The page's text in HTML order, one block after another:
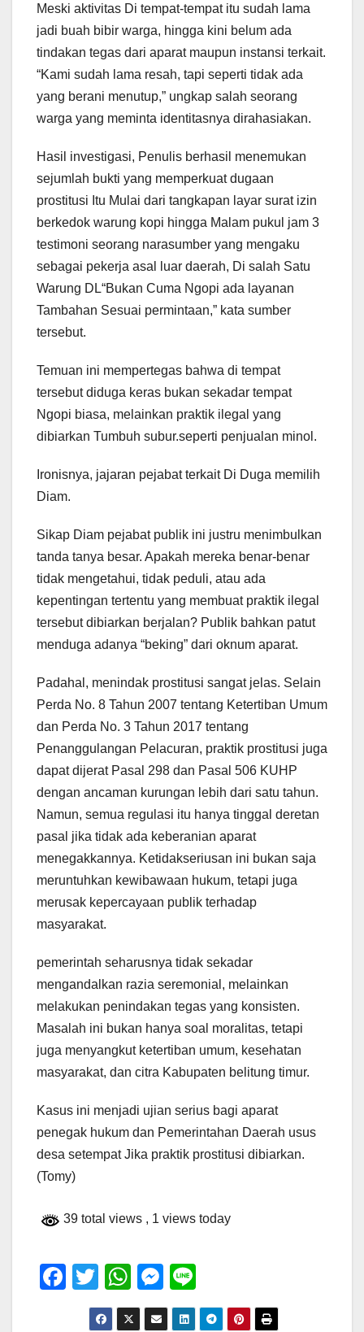
Meski aktivitas Di tempat-tempat itu sudah lama
jadi buah bibir warga, hingga kini belum ada
tindakan tegas dari aparat maupun instansi terkait.
“Kami sudah lama resah, tapi seperti tidak ada
yang berani menutup,” ungkap salah seorang
warga yang meminta identitasnya dirahasiakan.
Hasil investigasi, Penulis berhasil menemukan
sejumlah bukti yang memperkuat dugaan
prostitusi Itu Mulai dari tangkapan layar surat izin
berkedok warung kopi hingga Malam pukul jam 3
testimoni seorang narasumber yang mengaku
sebagai pekerja asal luar daerah, Di salah Satu
Warung DL“Bukan Cuma Ngopi ada layanan
Tambahan Sesuai permintaan,” kata sumber
tersebut.
Temuan ini mempertegas bahwa di tempat
tersebut diduga keras bukan sekadar tempat
Ngopi biasa, melainkan praktik ilegal yang
dibiarkan Tumbuh subur.seperti penjualan minol.
Ironisnya, jajaran pejabat terkait Di Duga memilih
Diam.
Sikap Diam pejabat publik ini justru menimbulkan
tanda tanya besar. Apakah mereka benar-benar
tidak mengetahui, tidak peduli, atau ada
kepentingan tertentu yang membuat praktik ilegal
tersebut dibiarkan berjalan? Publik bahkan patut
menduga adanya “beking” dari oknum aparat.
Padahal, menindak prostitusi sangat jelas. Selain
Perda No. 8 Tahun 2007 tentang Ketertiban Umum
dan Perda No. 3 Tahun 2017 tentang
Penanggulangan Pelacuran, praktik prostitusi juga
dapat dijerat Pasal 298 dan Pasal 506 KUHP
dengan ancaman kurungan lebih dari satu tahun.
Namun, semua regulasi itu hanya tinggal deretan
pasal jika tidak ada keberanian aparat
menegakkannya. Ketidakseriusan ini bukan saja
meruntuhkan kewibawaan hukum, tetapi juga
merusak kepercayaan publik terhadap
masyarakat.
pemerintah seharusnya tidak sekadar
mengandalkan razia seremonial, melainkan
melakukan penindakan tegas yang konsisten.
Masalah ini bukan hanya soal moralitas, tetapi
juga menyangkut ketertiban umum, kesehatan
masyarakat, dan citra Kabupaten belitung timur.
Kasus ini menjadi ujian serius bagi aparat
penegak hukum dan Pemerintahan Daerah usus
desa setempat Jika praktik prostitusi dibiarkan.
(Tomy)
39 total views , 1 views today
F
T
wi
W
h
M
e
n